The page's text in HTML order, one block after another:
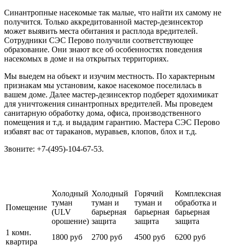
Синантропные насекомые так малые, что найти их самому не
получится. Только аккредитованной мастер-дезинсектор
может выявить места обитания и расплода вредителей.
Сотрудники СЭС Перово получили соответствующее
образование. Они знают все об особенностях поведения
насекомых в доме и на открытых территориях.
Мы выедем на объект и изучим местность. По характерным
признакам мы установим, какое насекомое поселилась в
вашем доме. Далее мастер-дезинсектор подберет ядохимикат
для уничтожения синантропных вредителей. Мы проведем
санитарную обработку дома, офиса, производственного
помещения и т.д. и выдадим гарантию. Мастера СЭС Перово
избавят вас от тараканов, муравьев, клопов, блох и т.д.
Звоните: +7-(495)-104-67-53.
Помещение
Холодный
туман
(ULV
орошение)
Холодный
туман и
барьерная
защита
Горячий
туман и
барьерная
защита
Комплексная
обработка и
барьерная
защита
1 комн.
квартира
1800 руб 2700 руб 4500 руб
6200 руб